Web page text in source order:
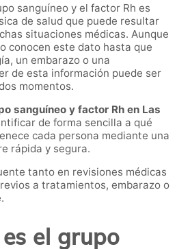
sanguíneo y el factor Rh es
de salud que puede resultar
situaciones médicas. Aunque
conocen este dato hasta que
un embarazo o una
de esta información puede ser
momentos.
sanguíneo y factor Rh en Las
de forma sencilla a qué
cada persona mediante una
rápida y segura.
tanto en revisiones médicas
a tratamientos, embarazo o
el grupo